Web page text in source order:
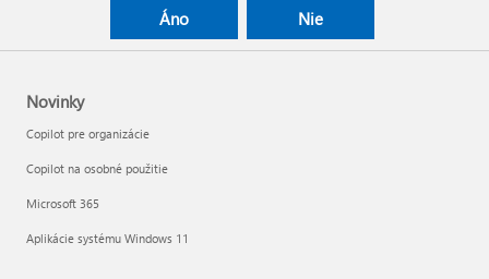
Áno Nie
Novinky
Copilot pre organizácie
Copilot na osobné použitie
Microsoft 365
Aplikácie systému Windows 11